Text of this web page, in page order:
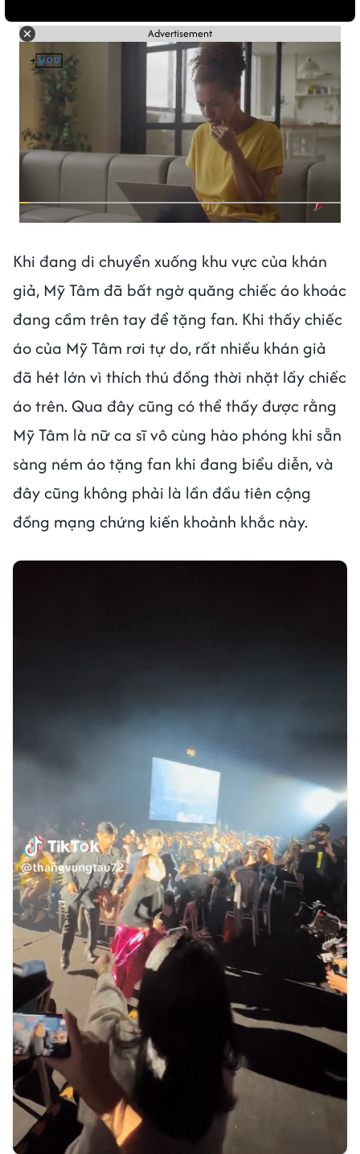
Advertisement
Khi đang di chuyển xuống khu vực của khán
giả, Mỹ Tâm đã bất ngờ quăng chiếc áo khoác
đang cầm trên tay để tặng fan. Khi thấy chiếc
áo của Mỹ Tâm rơi tự do, rất nhiều khán giả
đã hét lớn vì thích thú đồng thời nhặt lấy chiếc
áo trên. Qua đây cũng có thể thấy được rằng
Mỹ Tâm là nữ ca sĩ vô cùng hào phóng khi sẵn
sàng ném áo tặng fan khi đang biểu diễn, và
đây cũng không phải là lần đầu tiên cộng
đồng mạng chứng kiến khoảnh khắc này.